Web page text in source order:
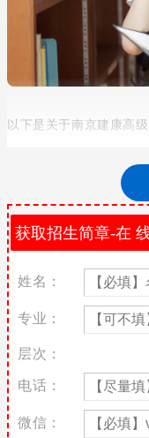
以下是关于南京建康高
不是好，很多家长都不
中肯定是没希望了，所
知道卫校的招生情况，
学校官方网址进行咨询。
南京建康高级技工学校
南京建康高级技工学校
南京建康高级技工学校
学校连续三年荣获南京
连续三年被评为先进基
旗团委、南京市暑期社
团组织;在南京市意识形
业院校团体第一名。
姓名：
专业：
层次：
电话：
微信：